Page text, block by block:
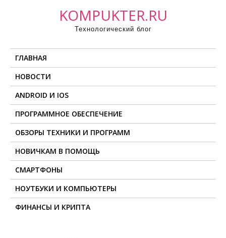
KOMPUKTER.RU
Технологический блог
ГЛАВНАЯ
НОВОСТИ
ANDROID И IOS
ПРОГРАММНОЕ ОБЕСПЕЧЕНИЕ
ОБЗОРЫ ТЕХНИКИ И ПРОГРАММ
НОВИЧКАМ В ПОМОЩЬ
СМАРТФОНЫ
НОУТБУКИ И КОМПЬЮТЕРЫ
ФИНАНСЫ И КРИПТА